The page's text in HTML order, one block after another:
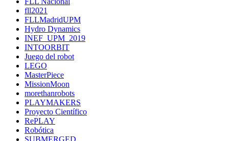
fll2021
FLLMadridUPM
Hydro Dynamics
INEF_UPM_2019
INTOORBIT
Juego del robot
LEGO
MasterPiece
MissionMoon
morethanrobots
PLAYMAKERS
Proyecto Científico
RePLAY
Robótica